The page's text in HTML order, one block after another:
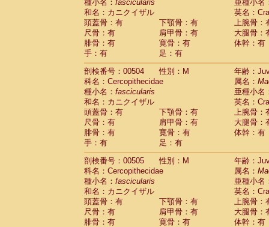
種小名： fascicularis
亜種小名
和名：カニクイザル
英名：
頭蓋骨：有
下顎骨：有
上腕骨：
尺骨：有
肩甲骨：有
大腿骨：
腓骨：有
寛骨：有
体幹：有
手：有
足：有
剖検番号：00504
性別：M
年齢：
科名：Cercopithecidae
属名：
種小名： fascicularis
亜種小名
和名：カニクイザル
英名：
頭蓋骨：有
下顎骨：有
上腕骨：
尺骨：有
肩甲骨：有
大腿骨：
腓骨：有
寛骨：有
体幹：有
手：有
足：有
剖検番号：00505
性別：M
年齢：
科名：Cercopithecidae
属名：
種小名： fascicularis
亜種小名
和名：カニクイザル
英名：
頭蓋骨：有
下顎骨：有
上腕骨：
尺骨：有
肩甲骨：有
大腿骨：
腓骨：有
寛骨：有
体幹：有